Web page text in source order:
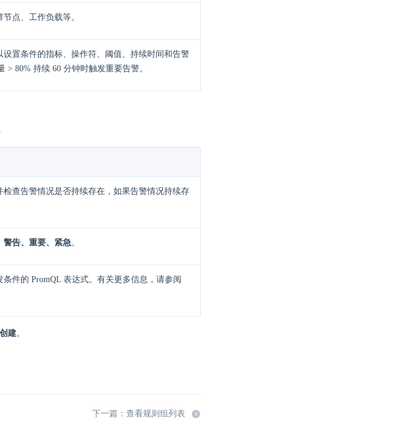
点、工作负载等。
设置条件的指标、操作符、阈值、持续时间和告警
> 80% 持续 60 分钟时触发重要告警。
检查告警情况是否持续存在，如果告警情况持续存
警告、重要、紧急。
件的 PromQL 表达式。有关更多信息，请参阅
创建。
下一篇：查看规则组列表